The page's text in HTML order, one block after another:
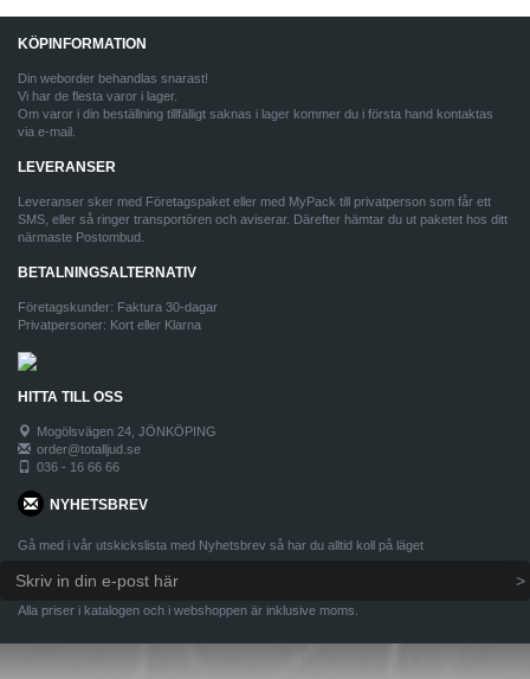
KÖPINFORMATION
Din weborder behandlas snarast!
Vi har de flesta varor i lager.
Om varor i din beställning tillfälligt saknas i lager kommer du i första hand kontaktas
via e-mail.
LEVERANSER
Leveranser sker med Företagspaket eller med MyPack till privatperson som får ett
SMS, eller så ringer transportören och aviserar. Därefter hämtar du ut paketet hos ditt
närmaste Postombud.
BETALNINGSALTERNATIV
Företagskunder: Faktura 30-dagar
Privatpersoner: Kort eller Klarna
HITTA TILL OSS
Mogölsvägen 24, JÖNKÖPING
order@totalljud.se
036 - 16 66 66
NYHETSBREV
Gå med i vår utskickslista med Nyhetsbrev så har du alltid koll på läget
Alla priser i katalogen och i webshoppen är inklusive moms.